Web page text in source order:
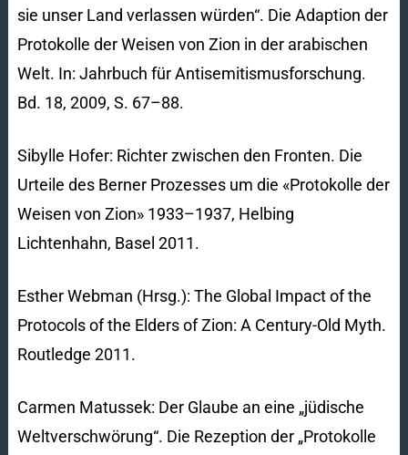
sie unser Land verlassen würden“. Die Adaption der
Protokolle der Weisen von Zion in der arabischen
Welt. In: Jahrbuch für Antisemitismusforschung.
Bd. 18, 2009, S. 67–88.
Sibylle Hofer: Richter zwischen den Fronten. Die
Urteile des Berner Prozesses um die «Protokolle der
Weisen von Zion» 1933–1937, Helbing
Lichtenhahn, Basel 2011.
Esther Webman (Hrsg.): The Global Impact of the
Protocols of the Elders of Zion: A Century-Old Myth.
Routledge 2011.
Carmen Matussek: Der Glaube an eine „jüdische
Weltverschwörung“. Die Rezeption der „Protokolle